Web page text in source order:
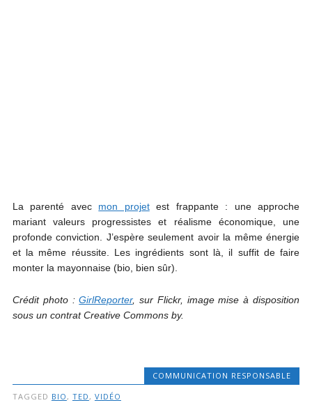
La parenté avec mon projetest frappante : une approche
mariant valeurs progressistes et réalisme économique, une
profonde conviction. J’espère seulement avoir la même énergie
et la même réussite. Les ingrédients sont là, il suffit de faire
monter la mayonnaise (bio, bien sûr).
Crédit photo :GirlReporter, sur Flickr, image mise à disposition
sous un contrat Creative Commons by.
COMMUNICATION RESPONSABLE
TAGGED BIO , TED , VIDÉO